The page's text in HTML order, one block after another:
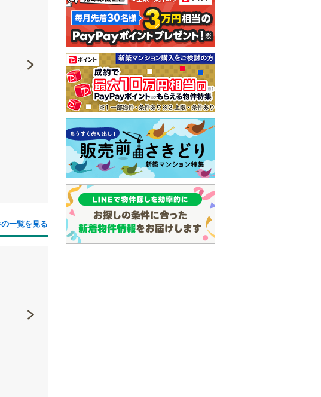
成約でもらえる
建物面積 103.49m2
総武本線 「都賀」駅 徒歩20分
成約でもらえる
新築一戸建て
3,180万円
建物面積 96.05m
3LDK
千葉都市モノレール 「桜木」
駅 徒歩25分 他
一覧を見る